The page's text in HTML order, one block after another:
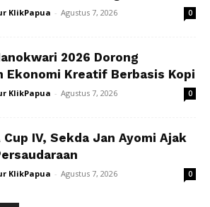
KlikPapua - Agustus 7, 2026 0
2026 Dorong
Ekonomi Kreatif Berbasis Kopi
KlikPapua - Agustus 7, 2026 0
Cup IV, Sekda Jan Ayomi Ajak
KlikPapua - Agustus 7, 2026 0